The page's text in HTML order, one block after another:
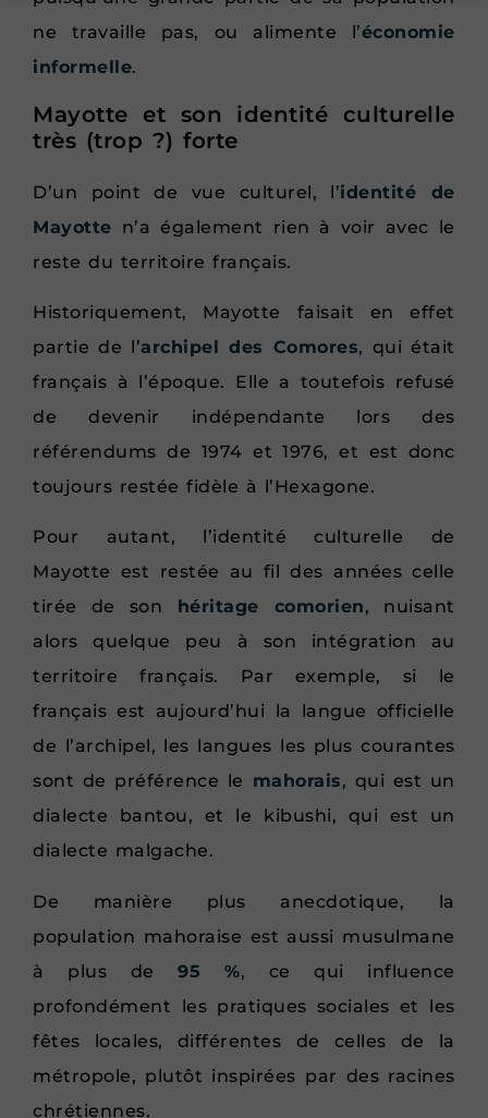
ne travaille pas, ou alimente l’économie
informelle.
Mayotte et son identité culturelle
très (trop ?) forte
D’un point de vue culturel, l’identité de
Mayotte n’a également rien à voir avec le
reste du territoire français.
Historiquement, Mayotte faisait en effet
partie de l’archipel des Comores, qui était
français à l’époque. Elle a toutefois refusé
de devenir indépendante lors des
référendums de 1974 et 1976, et est donc
toujours restée fidèle à l’Hexagone.
Pour autant, l’identité culturelle de
Mayotte est restée au fil des années celle
tirée de son
héritage comorien, nuisant
alors quelque peu à son intégration au
territoire français. Par exemple, si le
français est aujourd’hui la langue officielle
de l’archipel, les langues les plus courantes
sont de préférence le mahorais, qui est un
dialecte bantou, et le kibushi, qui est un
dialecte malgache.
De manière plus anecdotique, la
population mahoraise est aussi musulmane
à plus de95 %, ce qui influence
profondément les pratiques sociales et les
fêtes locales, différentes de celles de la
métropole, plutôt inspirées par des racines
chrétiennes.